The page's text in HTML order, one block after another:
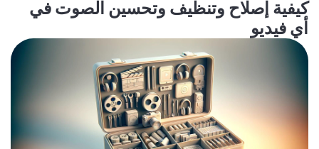
كيفية إصلاح وتنظيف وتحسين الصوت في
أي فيديو